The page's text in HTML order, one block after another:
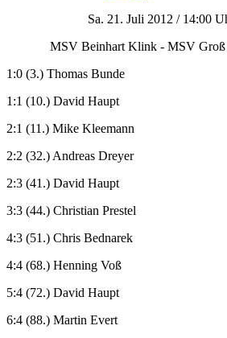
Sa. 21. Juli 2012 / 14:00
MSV Beinhart Klink - MSV Groß
1:0 (3.) Thomas Bunde
1:1 (10.) David Haupt
2:1 (11.) Mike Kleemann
2:2 (32.) Andreas Dreyer
2:3 (41.) David Haupt
3:3 (44.) Christian Prestel
4:3 (51.) Chris Bednarek
4:4 (68.) Henning Voß
5:4 (72.) David Haupt
6:4 (88.) Martin Evert